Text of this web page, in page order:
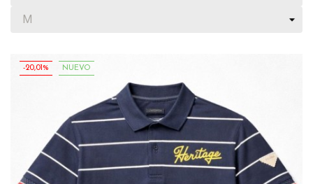
-20,01% NUEVO